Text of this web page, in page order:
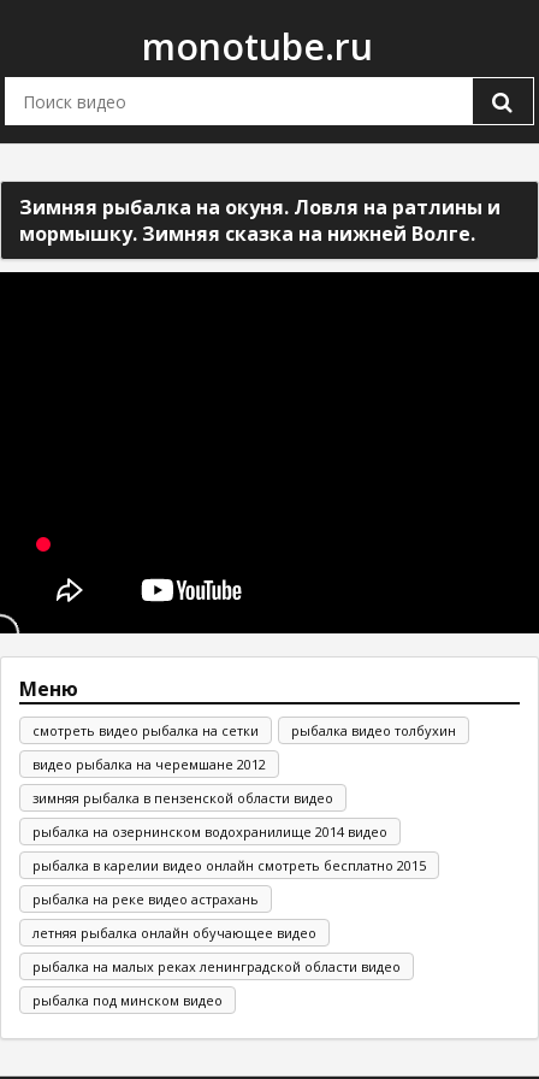
monotube.ru
Зимняя рыбалка на окуня. Ловля на ратлины и
мормышку. Зимняя сказка на нижней Волге.
Меню
смотреть видео рыбалка на сетки
рыбалка видео толбухин
видео рыбалка на черемшане 2012
зимняя рыбалка в пензенской области видео
рыбалка на озернинском водохранилище 2014 видео
рыбалка в карелии видео онлайн смотреть бесплатно 2015
рыбалка на реке видео астрахань
летняя рыбалка онлайн обучающее видео
рыбалка на малых реках ленинградской области видео
рыбалка под минском видео